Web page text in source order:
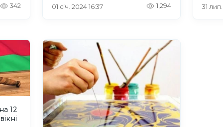
342 01 січ. 2024 16:37 1,294 31
12